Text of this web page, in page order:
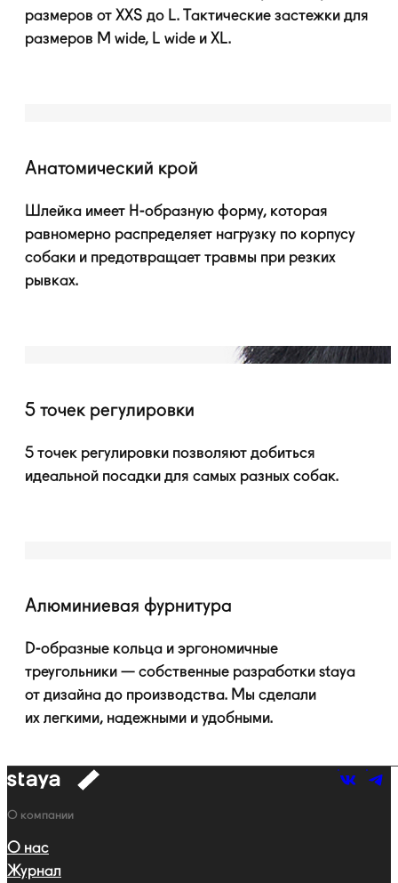
размеров от XXS до L. Тактические застежки для
размеров M wide, L wide и XL.
Анатомический крой
Шлейка имеет H-образную форму, которая
равномерно распределяет нагрузку по корпусу
собаки и предотвращает травмы при резких
рывках.
5 точек регулировки
5 точек регулировки позволяют добиться
идеальной посадки для самых разных собак.
Алюминиевая фурнитура
D-образные кольца и эргономичные
треугольники — собственные разработки staya
от дизайна до производства. Мы сделали
их легкими, надежными и удобными.
к
Навигация
О компании
О нас
Журнал